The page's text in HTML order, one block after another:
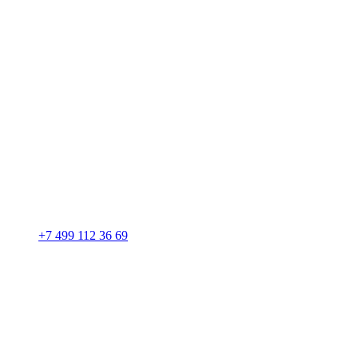
+7 499 112 36 69